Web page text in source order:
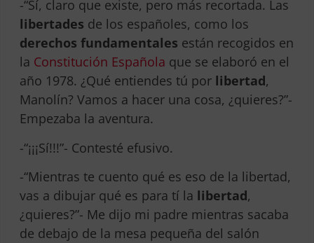
-“Sí, claro que existe, pero más recortada. Las
libertades de los españoles, como los
derechos fundamentales están recogidos en
la Constitución Española que se elaboró en el
año 1978. ¿Qué entiendes tú porlibertad,
Manolín? Vamos a hacer una cosa, ¿quieres?”-
Empezaba la aventura.
-“¡¡¡Sí!!!”- Contesté efusivo.
-“Mientras te cuento qué es eso de la libertad,
vas a dibujar qué es para tí la libertad,
¿quieres?”- Me dijo mi padre mientras sacaba
de debajo de la mesa pequeña del salón